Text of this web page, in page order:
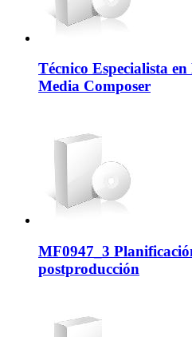
Técnico Especialista
Media Composer
MF0947_3
postproducción